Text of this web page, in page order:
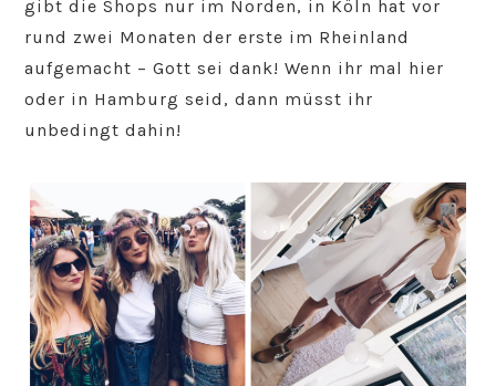
gibt die Shops nur im Norden, in Köln hat vor
rund zwei Monaten der erste im Rheinland
aufgemacht – Gott sei dank! Wenn ihr mal hier
oder in Hamburg seid, dann müsst ihr
unbedingt dahin!